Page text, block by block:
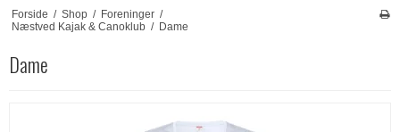
Forside / Shop / Foreninger /
Næstved Kajak & Canoklub / Dame
Dame